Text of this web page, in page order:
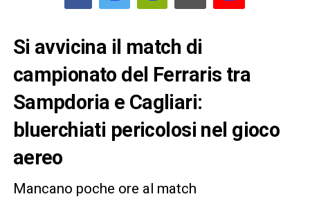
Si avvicina il match di
campionato del Ferraris tra
Sampdoria e Cagliari:
bluerchiati pericolosi nel gioco
aereo
Mancano poche ore al match